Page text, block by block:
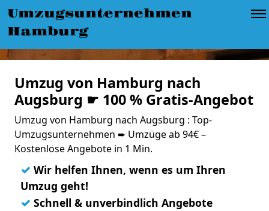
Umzugsunternehmen
Hamburg
Umzug von Hamburg nach
Augsburg ☛ 100 % Gratis-Angebot
Umzug von Hamburg nach Augsburg : Top-
Umzugsunternehmen ➨ Umzüge ab 94€ –
Kostenlose Angebote in 1 Min.
✓ Wir helfen Ihnen, wenn es um Ihren
Umzug geht!
✓ Schnell & unverbindlich Angebote